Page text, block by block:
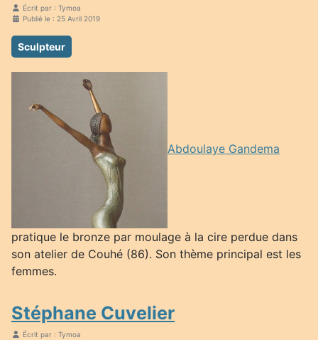
Écrit par : Tymoa
Publié le : 25 Avril 2019
Sculpteur
Abdoulaye Gandema
pratique le bronze par moulage à la cire perdue dans
son atelier de Couhé (86). Son thème principal est les
femmes.
Stéphane Cuvelier
Écrit par : Tymoa